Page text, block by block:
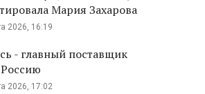
Мария Захарова
2026, 16:19
- главный поставщик
2026, 17:02